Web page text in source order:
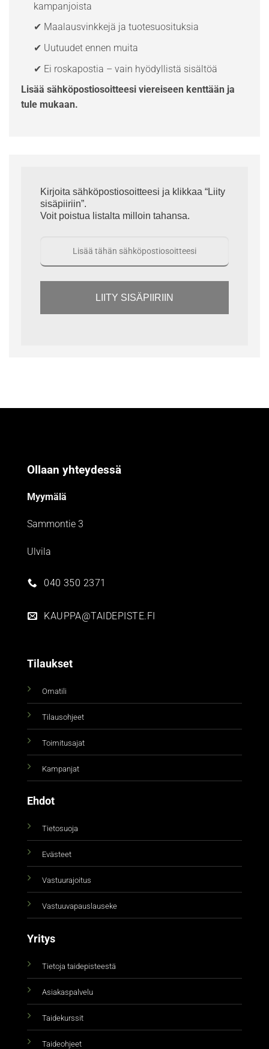
kampanjoista
✔ Maalausvinkkejä ja tuotesuosituksia
✔ Uutuudet ennen muita
✔ Ei roskapostia – vain hyödyllistä sisältöä
Lisää sähköpostiosoitteesi viereiseen kenttään ja
tule mukaan.
Kirjoita sähköpostiosoitteesi ja klikkaa “Liity
sisäpiiriin”.
Voit poistua listalta milloin tahansa.
LIITY SISÄPIIRIIN
Ollaan yhteydessä
Myymälä
Sammontie 3
Ulvila
040 350 2371
KAUPPA@TAIDEPISTE.FI
Tilaukset
Omatili
Tilausohjeet
Toimitusajat
Kampanjat
Ehdot
Tietosuoja
Evästeet
Vastuurajoitus
Vastuuvapauslauseke
Yritys
Tietoja taidepisteestä
Asiakaspalvelu
Taidekurssit
Taideohjeet